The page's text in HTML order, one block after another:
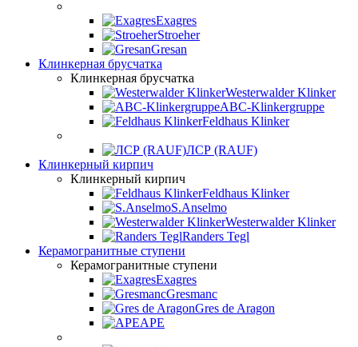
Exagres
Stroeher
Gresan
Клинкерная брусчатка
Клинкерная брусчатка
Westerwalder Klinker
ABC-Klinkergruppe
Feldhaus Klinker
ЛСР (RAUF)
Клинкерный кирпич
Клинкерный кирпич
Feldhaus Klinker
S.Anselmo
Westerwalder Klinker
Randers Tegl
Керамогранитные ступени
Керамогранитные ступени
Exagres
Gresmanc
Gres de Aragon
APE